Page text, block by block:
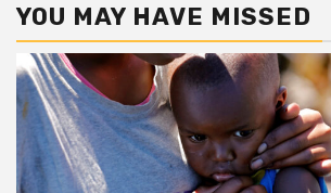
YOU MAY HAVE MISSED